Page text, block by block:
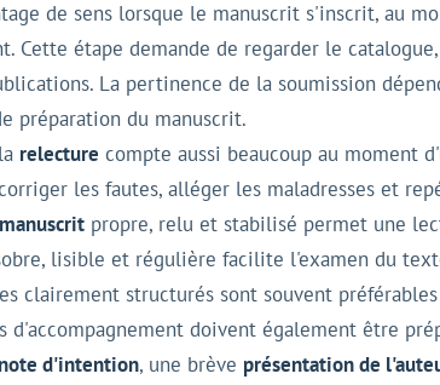
de sens lorsque le manuscrit s'inscrit, au
Cette étape demande de regarder le
La pertinence de la soumission
préparation du manuscrit.
relecture compte aussi beaucoup au moment
les fautes, alléger les maladresses et
manuscrit propre, relu et stabilisé permet une
lisible et régulière facilite l'examen du
clairement structurés sont souvent
d'accompagnement doivent également être
note d'intention, une brève présentation de